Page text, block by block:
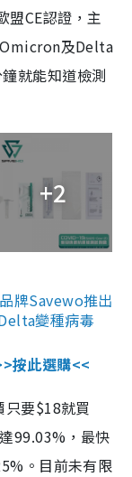
盟CE認證，主
及Delta
就能知道檢測
+2
牌Savewo推出
變種病毒
按此選購<<
要$18就買
99.03%，最快
。目前未有限